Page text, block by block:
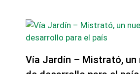
Vía Jardín – Mistrató, un